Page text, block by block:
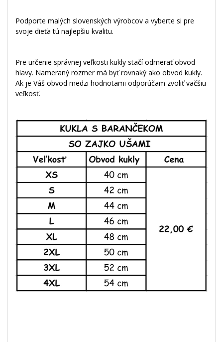
Podporte malých slovenských výrobcov a vyberte si pre
svoje dieťa tú najlepšiu kvalitu.
Pre určenie správnej veľkosti kukly stačí odmerať obvod
hlavy. Nameraný rozmer má byť rovnaký ako obvod kukly.
Ak je Váš obvod medzi hodnotami odporúčam zvoliť väčšiu
veľkosť.